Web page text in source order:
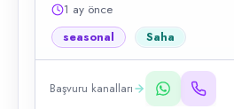
1 ay önce
seasonal Saha
Başvuru kanalları